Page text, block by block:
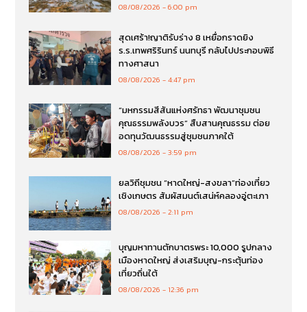
08/08/2026 6:00 pm
สุดเศร้า!ญาติรับร่าง 8 เหยื่อกราดยิง
ร.ร.เทพศริรินทร์ นนทบุรี กลับไปประกอบพิธี
ทางศาสนา
08/08/2026 4:47 pm
“มหกรรมสีสันแห่งศรัทธา พัฒนาชุมชน
คุณธรรมพลังบวร” สืบสานคุณธรรม ต่อย
อดทุนวัฒนธรรมสู่ชุมชนภาคใต้
08/08/2026 3:59 pm
ยลวิถีชุมชน “หาดใหญ่-สงขลา”ท่องเที่ยว
เชิงเกษตร สัมผัสมนต์เสน่ห์คลองอู่ตะเภา
08/08/2026 2:11 pm
บุญมหาทานตักบาตรพระ 10,000 รูปกลาง
เมืองหาดใหญ่ ส่งเสริมบุญ-กระตุ้นท่อง
เที่ยวถิ่นใต้
08/08/2026 12:36 pm